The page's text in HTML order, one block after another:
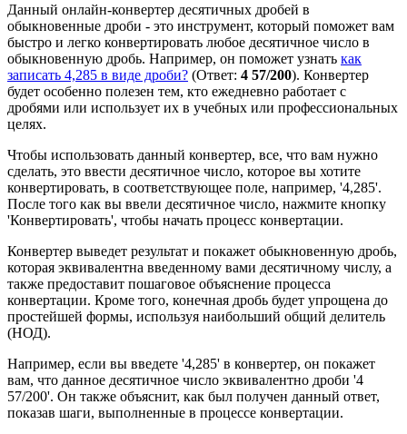
Данный онлайн-конвертер десятичных дробей в
обыкновенные дроби - это инструмент, который поможет вам
быстро и легко конвертировать любое десятичное число в
обыкновенную дробь. Например, он поможет узнать как
записать 4,285 в виде дроби? (Ответ: 4 57/200). Конвертер
будет особенно полезен тем, кто ежедневно работает с
дробями или использует их в учебных или профессиональных
целях.
Чтобы использовать данный конвертер, все, что вам нужно
сделать, это ввести десятичное число, которое вы хотите
конвертировать, в соответствующее поле, например, '4,285'.
После того как вы ввели десятичное число, нажмите кнопку
'Конвертировать', чтобы начать процесс конвертации.
Конвертер выведет результат и покажет обыкновенную дробь,
которая эквивалентна введенному вами десятичному числу, а
также предоставит пошаговое объяснение процесса
конвертации. Кроме того, конечная дробь будет упрощена до
простейшей формы, используя наибольший общий делитель
(НОД).
Например, если вы введете '4,285' в конвертер, он покажет
вам, что данное десятичное число эквивалентно дроби '4
57/200'. Он также объяснит, как был получен данный ответ,
показав шаги, выполненные в процессе конвертации.